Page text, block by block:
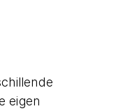
eigen